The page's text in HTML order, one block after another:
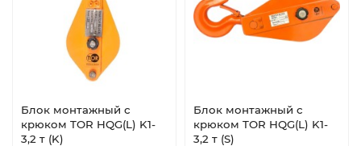
Блок монтажный с
крюком TOR HQG(L) K1-
3,2 т (K)
Блок монтажный с
крюком TOR HQG(L) K1-
3,2 т (S)